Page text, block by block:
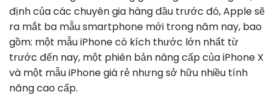
định của các chuyên gia hàng đầu trước đó, Apple sẽ
ra mắt ba mẫu smartphone mới trong năm nay, bao
gồm: một mẫu iPhone có kích thước lớn nhất từ
trước đến nay, một phiên bản nâng cấp của iPhone X
và một mẫu iPhone giá rẻ nhưng sở hữu nhiều tính
năng cao cấp.